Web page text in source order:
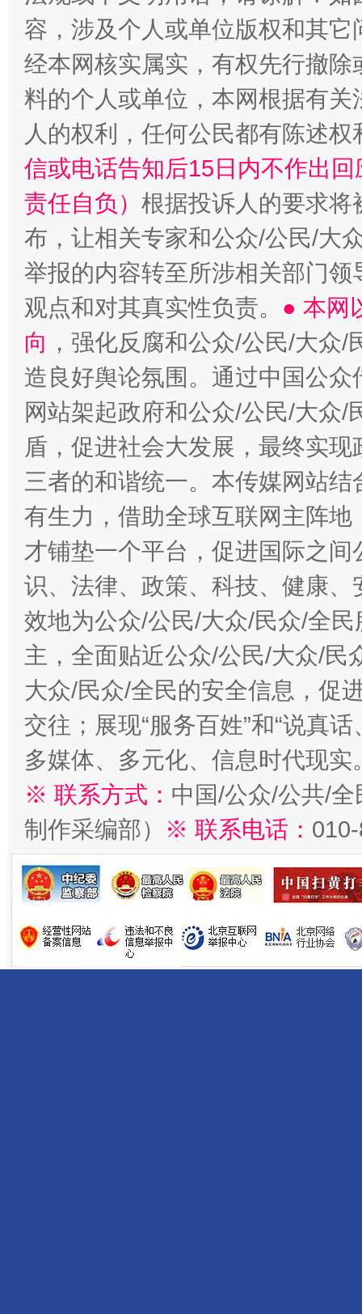
容，涉及个人或单位版权和其它
经本网核实属实，有权先行撤
料的个人或单位，本网根据有
人的权利，任何公民都有陈述
信或电话告知后15日内不作出
责任自负） 根据投诉人的要求将
布，让相关专家和公众/公民/大
举报的内容转至所涉相关部门
观点和对其真实性负责。 ● 本网
向 ，强化反腐和公众/公民/大众
造良好舆论氛围。通过中国公
网站架起政府和公众/公民/大众
盾，促进社会大发展，最终实
三者的和谐统一。本传媒网站
有生力，借助全球互联网主阵
才铺垫一个平台，促进国际之
识、法律、政策、科技、健康
效地为公众/公民/大众/民众/全
主，全面贴近公众/公民/大众/民
大众/民众/全民的安全信息，促
交往；展现“服务百姓”和“说真
多媒体、多元化、信息时代现实
※ 联系方式： 中国/公众/公共/
制作采编部）
※ 联系电话：